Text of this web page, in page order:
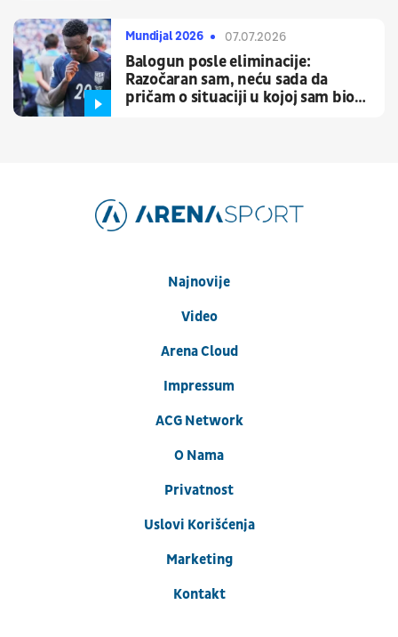
Mundijal 2026 07.07.2026
Balogun posle eliminacije:
Razočaran sam, neću sada da
pričam o situaciji u kojoj sam bio
Najnovije
Video
Arena Cloud
Impressum
ACG Network
O Nama
Privatnost
Uslovi Korišćenja
Marketing
Kontakt